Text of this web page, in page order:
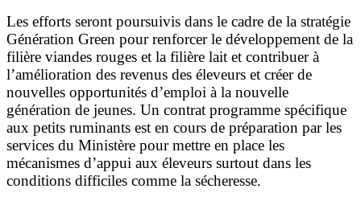
Les efforts seront poursuivis dans le cadre de la stratégie
Génération Green pour renforcer le développement de la
filière viandes rouges et la filière lait et contribuer à
l’amélioration des revenus des éleveurs et créer de
nouvelles opportunités d’emploi à la nouvelle
génération de jeunes. Un contrat programme spécifique
aux petits ruminants est en cours de préparation par les
services du Ministère pour mettre en place les
mécanismes d’appui aux éleveurs surtout dans les
conditions difficiles comme la sécheresse.